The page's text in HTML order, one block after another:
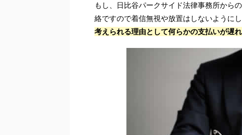
もし、日比谷パークサイド法律事務所から
絡ですので着信無視や放置はしないようにし
考えられる理由として何らかの支払いが遅